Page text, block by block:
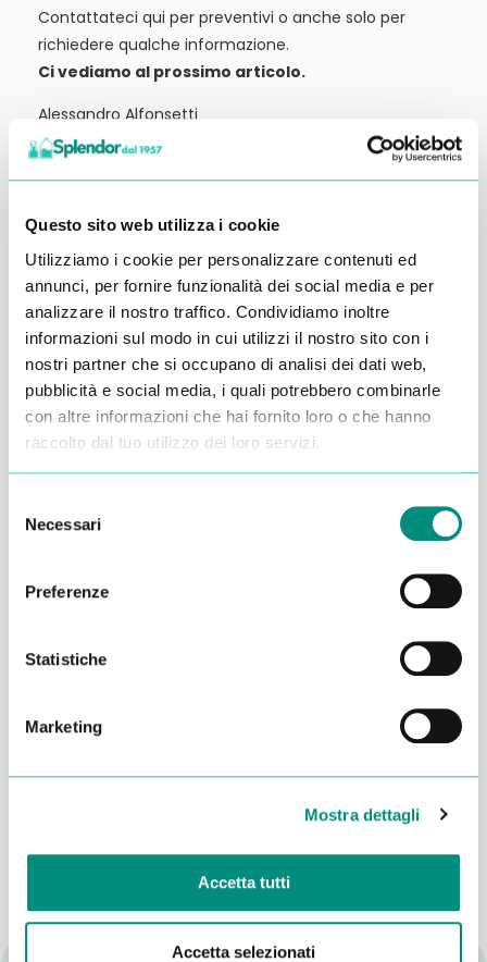
Questo sito web utilizza i cookie
Utilizziamo i cookie per personalizzare contenuti ed
annunci, per fornire funzionalità dei social media e per
analizzare il nostro traffico. Condividiamo inoltre
informazioni sul modo in cui utilizzi il nostro sito con i
nostri partner che si occupano di analisi dei dati web,
pubblicità e social media, i quali potrebbero combinarle
con altre informazioni che hai fornito loro o che hanno
raccolto dal tuo utilizzo dei loro servizi.
delNecessari
Preferenze
Statistiche
Marketing
Mostra dettagli
Accetta tutti
Accetta selezionati
Contattateci qui per preventivi o anche solo per
richiedere qualche informazione.
Ci vediamo al prossimo articolo.
Alessandro Alfonsetti
Inserisci i tuoi dati qui, ti ricontatteremo
entro 48 ore
Dichiaro di aver letto la
e acconsento al